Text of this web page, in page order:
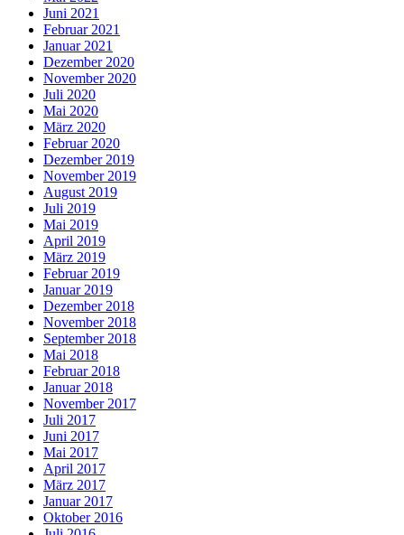
Juni 2021
Februar 2021
Januar 2021
Dezember 2020
November 2020
Juli 2020
Mai 2020
März 2020
Februar 2020
Dezember 2019
November 2019
August 2019
Juli 2019
Mai 2019
April 2019
März 2019
Februar 2019
Januar 2019
Dezember 2018
November 2018
September 2018
Mai 2018
Februar 2018
Januar 2018
November 2017
Juli 2017
Juni 2017
Mai 2017
April 2017
März 2017
Januar 2017
Oktober 2016